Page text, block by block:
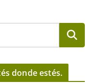
donde estés.